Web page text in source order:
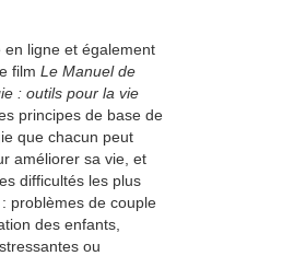
en ligne et également
film Le Manuel de
: outils pour la vie
principes de base de
que chacun peut
améliorer sa vie, et
difficultés les plus
problèmes de couple
des enfants,
ou